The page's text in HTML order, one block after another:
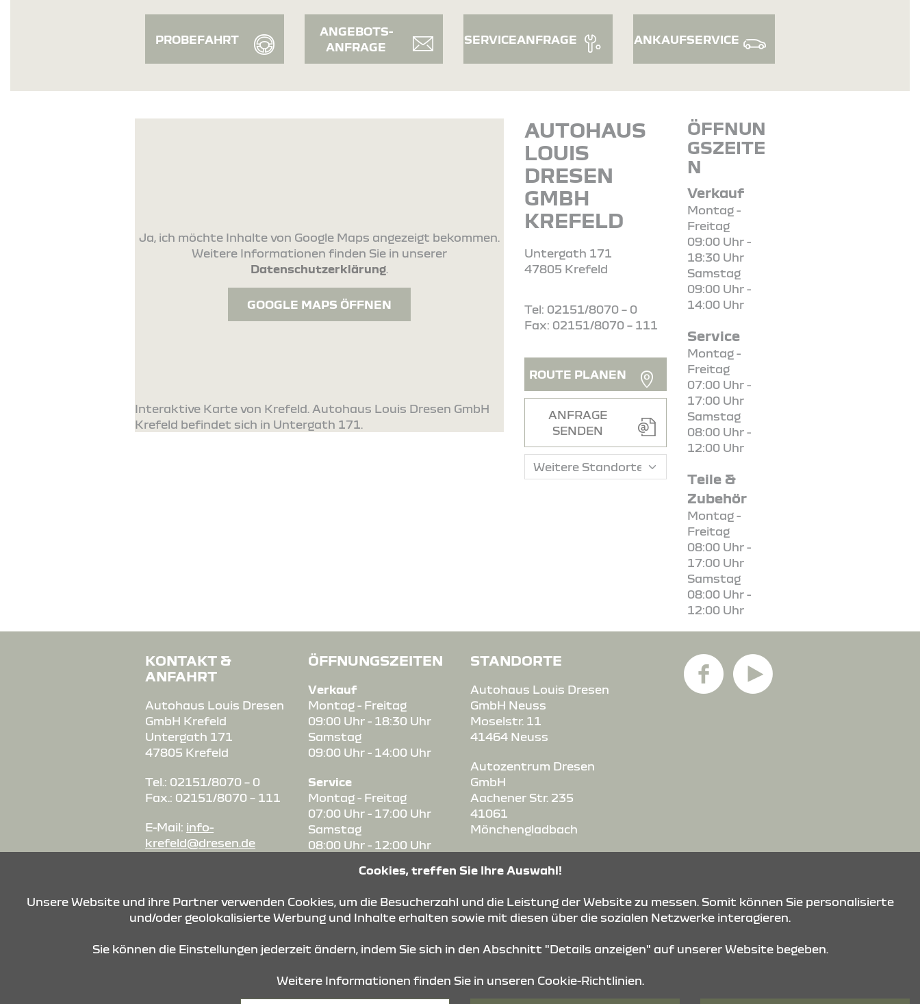
PROBEFAHRT
ANGEBOTS-
ANFRAGE
SERVICEANFRAGE ANKAUFSERVICE
Ja, ich möchte Inhalte von Google Maps angezeigt bekommen.
Weitere Informationen finden Sie in unserer
Datenschutzerklärung.
GOOGLE MAPS ÖFFNEN
Interaktive Karte von Krefeld. Autohaus Louis Dresen GmbH
Krefeld befindet sich in Untergath 171.
AUTOHAUS
LOUIS
DRESEN
GMBH
KREFELD
Untergath 171
47805 Krefeld
Tel: 02151/8070 – 0
Fax: 02151/8070 – 111
ROUTE PLANEN
ANFRAGE
SENDEN
ÖFFNUN
GSZEITE
N
Verkauf
Montag -
Freitag
09:00 Uhr -
18:30 Uhr
Samstag
09:00 Uhr -
14:00 Uhr
Service
Montag -
Freitag
07:00 Uhr -
17:00 Uhr
Samstag
08:00 Uhr -
12:00 Uhr
Teile &
Zubehör
Montag -
Freitag
08:00 Uhr -
17:00 Uhr
Samstag
08:00 Uhr -
12:00 Uhr
KONTAKT &
ANFAHRT
Autohaus Louis Dresen
GmbH Krefeld
Untergath 171
47805 Krefeld
Tel.: 02151/8070 – 0
Fax.: 02151/8070 – 111
E-Mail: info-
krefeld@dresen.de
ÖFFNUNGSZEITEN
Verkauf
Montag - Freitag
09:00 Uhr - 18:30 Uhr
Samstag
09:00 Uhr - 14:00 Uhr
Service
Montag - Freitag
07:00 Uhr - 17:00 Uhr
Samstag
08:00 Uhr - 12:00 Uhr
Teile & Zubehör
08:00 Uhr - 17:00 Uhr
Samstag
STANDORTE
Autohaus Louis Dresen
GmbH Neuss
Moselstr. 11
41464 Neuss
Autozentrum Dresen
GmbH
Aachener Str. 235
41061
Mönchengladbach
GmbH Krefeld
47805 Krefeld
Cookies, treffen Sie Ihre Auswahl!
Unsere Website und ihre Partner verwenden Cookies, um die Besucherzahl und die Leistung der Website zu messen. Somit können Sie personalisierte
und/oder geolokalisierte Werbung und Inhalte erhalten sowie mit diesen über die sozialen Netzwerke interagieren.
Sie können die Einstellungen jederzeit ändern, indem Sie sich in den Abschnitt "Details anzeigen" auf unserer Website begeben.
Weitere Informationen finden Sie in unseren Cookie-Richtlinien.